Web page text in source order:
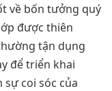
về bốn tưởng quý
được thiên
tận dụng
để triển khai
sự coi sóc của